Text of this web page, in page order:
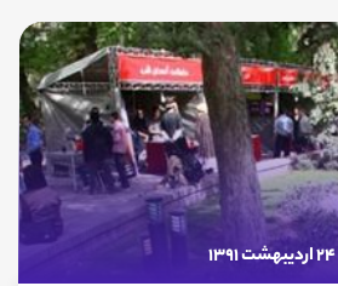
24 اردیبهشت 1391